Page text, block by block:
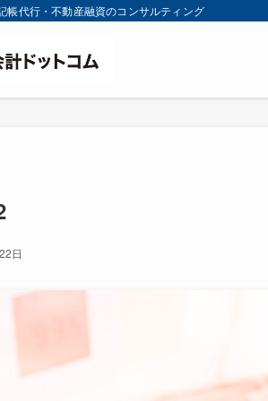
帳代行・不動産融資のコンサルティング
日